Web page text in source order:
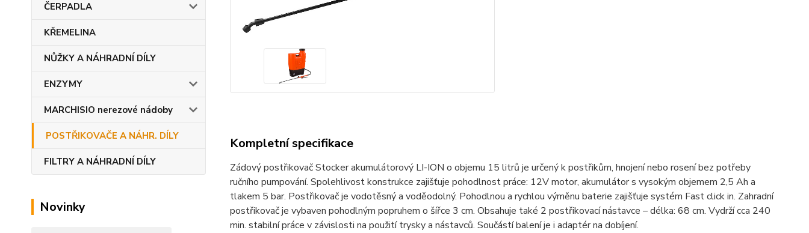
ČERPADLA
KŘEMELINA
NŮŽKY A NÁHRADNÍ DÍLY
ENZYMY
MARCHISIO nerezové nádoby
POSTŘIKOVAČE A NÁHR. DÍLY
FILTRY A NÁHRADNÍ DÍLY
Novinky
Kompletní specifikace
Zádový postřikovač Stocker akumulátorový LI-ION o objemu 15 litrů je určený k postřikům, hnojení nebo rosení bez potřeby
ručního pumpování. Spolehlivost konstrukce zajišťuje pohodlnost práce: 12V motor, akumulátor s vysokým objemem 2,5 Ah a
tlakem 5 bar. Postřikovač je vodotěsný a voděodolný. Pohodlnou a rychlou výměnu baterie zajišťuje systém Fast click in. Zahradní
postřikovač je vybaven pohodlným popruhem o šířce 3 cm. Obsahuje také 2 postřikovací nástavce – délka: 68 cm. Vydrží cca 240
min. stabilní práce v závislosti na použití trysky a nástavců. Součástí balení je i adaptér na dobíjení.